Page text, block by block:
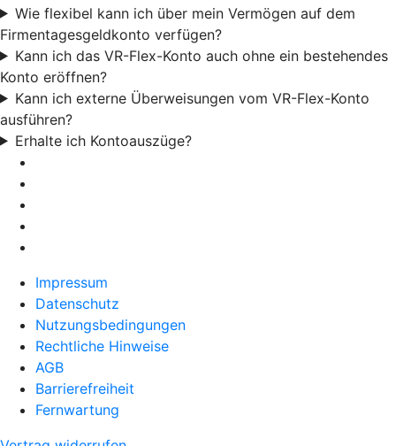
Wie flexibel kann ich über mein Vermögen auf dem
Firmentagesgeldkonto verfügen?
Kann ich das VR-Flex-Konto auch ohne ein bestehendes
Konto eröffnen?
Kann ich externe Überweisungen vom VR-Flex-Konto
ausführen?
Erhalte ich Kontoauszüge?
Impressum
Datenschutz
Nutzungsbedingungen
Rechtliche Hinweise
AGB
Barrierefreiheit
Fernwartung